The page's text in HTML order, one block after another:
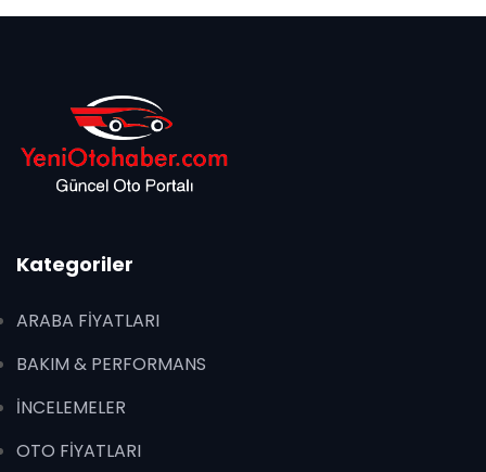
Kategoriler
ARABA FİYATLARI
BAKIM & PERFORMANS
İNCELEMELER
OTO FİYATLARI